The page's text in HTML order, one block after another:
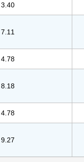
3.40
7.11
4.78
8.18
4.78
9.27